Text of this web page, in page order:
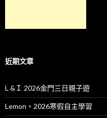
近期文章
L &Ｉ 2026金門三日親子遊
Lemon。2026寒假自主學習